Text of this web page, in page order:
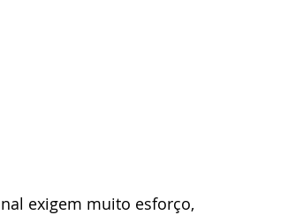
exigem muito esforço,